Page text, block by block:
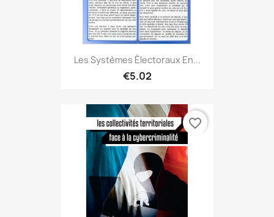
Les Systèmes Électoraux En...
€5.02
favorite_border